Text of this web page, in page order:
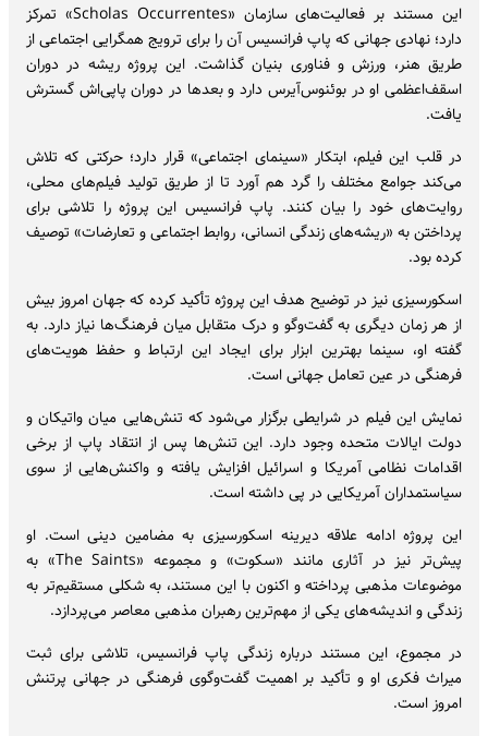
این مستند بر فعالیت‌های سازمان «Scholas Occurrentes» تمرکز
دارد؛ نهادی جهانی که پاپ فرانسیس آن را برای ترویج همگرایی اجتماعی از
طریق هنر، ورزش و فناوری بنیان گذاشت. این پروژه ریشه در دوران
اسقف‌اعظمی او در بوئنوس‌آیرس دارد و بعدها در دوران پاپی‌اش گسترش
یافت.
در قلب این فیلم، ابتکار «سینمای اجتماعی» قرار دارد؛ حرکتی که تلاش
می‌کند جوامع مختلف را گرد هم آورد تا از طریق تولید فیلم‌های محلی،
روایت‌های خود را بیان کنند. پاپ فرانسیس این پروژه را تلاشی برای
پرداختن به «ریشه‌های زندگی انسانی، روابط اجتماعی و تعارضات» توصیف
کرده بود.
اسکورسیزی نیز در توضیح هدف این پروژه تأکید کرده که جهان امروز بیش
از هر زمان دیگری به گفت‌وگو و درک متقابل میان فرهنگ‌ها نیاز دارد. به
گفته او، سینما بهترین ابزار برای ایجاد این ارتباط و حفظ هویت‌های
فرهنگی در عین تعامل جهانی است.
نمایش این فیلم در شرایطی برگزار می‌شود که تنش‌هایی میان واتیکان و
دولت ایالات متحده وجود دارد. این تنش‌ها پس از انتقاد پاپ از برخی
اقدامات نظامی آمریکا و اسرائیل افزایش یافته و واکنش‌هایی از سوی
سیاستمداران آمریکایی در پی داشته است.
این پروژه ادامه علاقه دیرینه اسکورسیزی به مضامین دینی است. او
پیش‌تر نیز در آثاری مانند «سکوت» و مجموعه «The Saints» به
موضوعات مذهبی پرداخته و اکنون با این مستند، به شکلی مستقیم‌تر به
زندگی و اندیشه‌های یکی از مهم‌ترین رهبران مذهبی معاصر می‌پردازد.
در مجموع، این مستند درباره زندگی پاپ فرانسیس، تلاشی برای ثبت
میراث فکری او و تأکید بر اهمیت گفت‌وگوی فرهنگی در جهانی پرتنش
امروز است.